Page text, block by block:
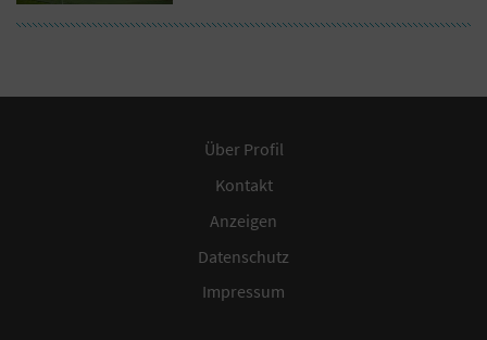
Über Profil
Kontakt
Anzeigen
Datenschutz
Impressum